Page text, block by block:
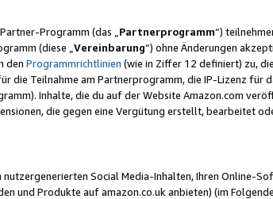
Programm (das „Partnerprogramm“)
(diese „Vereinbarung“) ohne Änderungen
den Programmrichtlinien (wie in Ziffer 12 definiert) zu,
die Teilnahme am Partnerprogramm, die IP-Lizenz
Inhalte, die du auf der Website Amazon.com
die gegen eine Vergütung erstellt, bearbeitet
Social Media-Inhalten, Ihren Online-
und Produkte auf amazon.co.uk anbieten) (im